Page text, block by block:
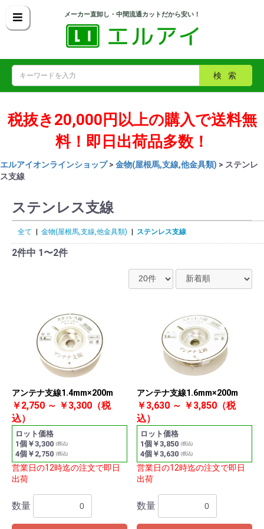
メーカー直卸し・中間流通カットだから安い！
検索
税抜き20,000円以上の購入で送料無
料！即日出荷品多数！
エルアイオンラインショップ> 金物(屋根馬,支線,他金具類) > ステンレ
ス支線
ステンレス支線
全て 金物(屋根馬,支線,他金具類) ステンレス支線
2件中 1〜2件
アンテナ支線1.4mm×200m
￥2,750 ～ ￥3,300（税
込）
ロット価格
1個￥3,300 (税込)
4個￥2,750 (税込)
営業日の12時迄の注文で即日
出荷
数量
アンテナ支線1.6mm×200m
￥3,630 ～ ￥3,850（税
込）
ロット価格
1個￥3,850 (税込)
4個￥3,630 (税込)
営業日の12時迄の注文で即日
出荷
数量